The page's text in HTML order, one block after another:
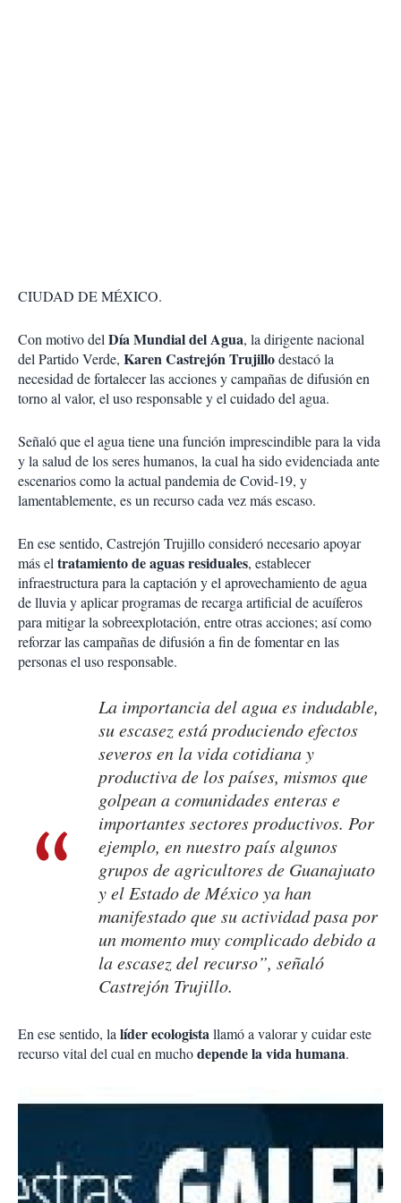
CIUDAD DE MÉXICO.
Con motivo delDía Mundial del Agua, la dirigente nacional
del Partido Verde, Karen Castrejón Trujillodestacó la
necesidad de fortalecer las acciones y campañas de difusión en
torno al valor, el uso responsable y el cuidado del agua.
Señaló que el agua tiene una función imprescindible para la vida
y la salud de los seres humanos, la cual ha sido evidenciada ante
escenarios como la actual pandemia de Covid-19, y
lamentablemente, es un recurso cada vez más escaso.
En ese sentido, Castrejón Trujillo consideró necesario apoyar
más eltratamiento de aguas residuales, establecer
infraestructura para la captación y el aprovechamiento de agua
de lluvia y aplicar programas de recarga artificial de acuíferos
para mitigar la sobreexplotación, entre otras acciones; así como
reforzar las campañas de difusión a fin de fomentar en las
personas el uso responsable.
La importancia del agua es indudable,
su escasez está produciendo efectos
severos en la vida cotidiana y
productiva de los países, mismos que
golpean a comunidades enteras e
importantes sectores productivos. Por
ejemplo, en nuestro país algunos
grupos de agricultores de Guanajuato
y el Estado de México ya han
manifestado que su actividad pasa por
un momento muy complicado debido a
la escasez del recurso”, señaló
Castrejón Trujillo.
En ese sentido, lalíder ecologistallamó a valorar y cuidar este
recurso vital del cual en muchodepende la vida humana.